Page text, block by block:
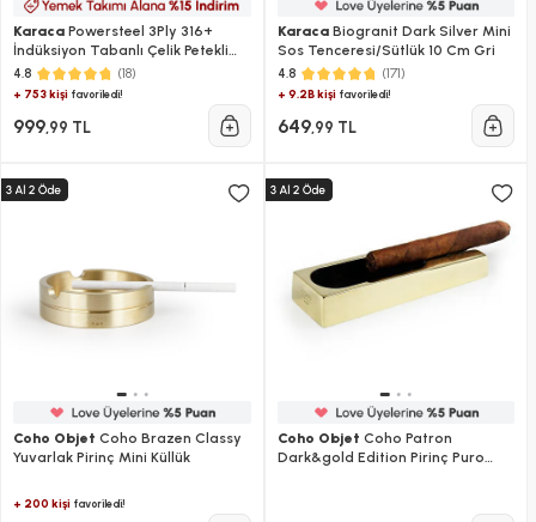
Karaca Powersteel 3Ply 316+
İndüksiyon Tabanlı Çelik Petekli
Mini Sütlük/Sosluk 10 Cm
4.8 (18)
+ 753 kişi favoriledi!
999,99 TL
KaracaBiogranit Dark Silver Mini
Sos Tenceresi/Sütlük 10 Cm Gri
4.8 (171)
+ 9.2B kişifavoriledi!
649,99 TL
Coho Objet Coho Brazen Classy
Yuvarlak Pirinç Mini Küllük
+ 200 kişi favoriledi!
Coho Objet Coho Patron
Dark&gold Edition Pirinç Puro